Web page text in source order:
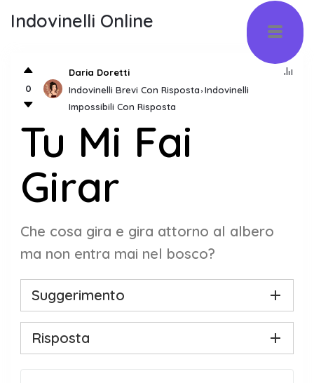
Indovinelli Online
0
Daria Doretti
Indovinelli Brevi Con Risposta Indovinelli
Impossibili Con Risposta
Tu Mi Fai
Girar
Che cosa gira e gira attorno al albero
ma non entra mai nel bosco?
Suggerimento
Risposta